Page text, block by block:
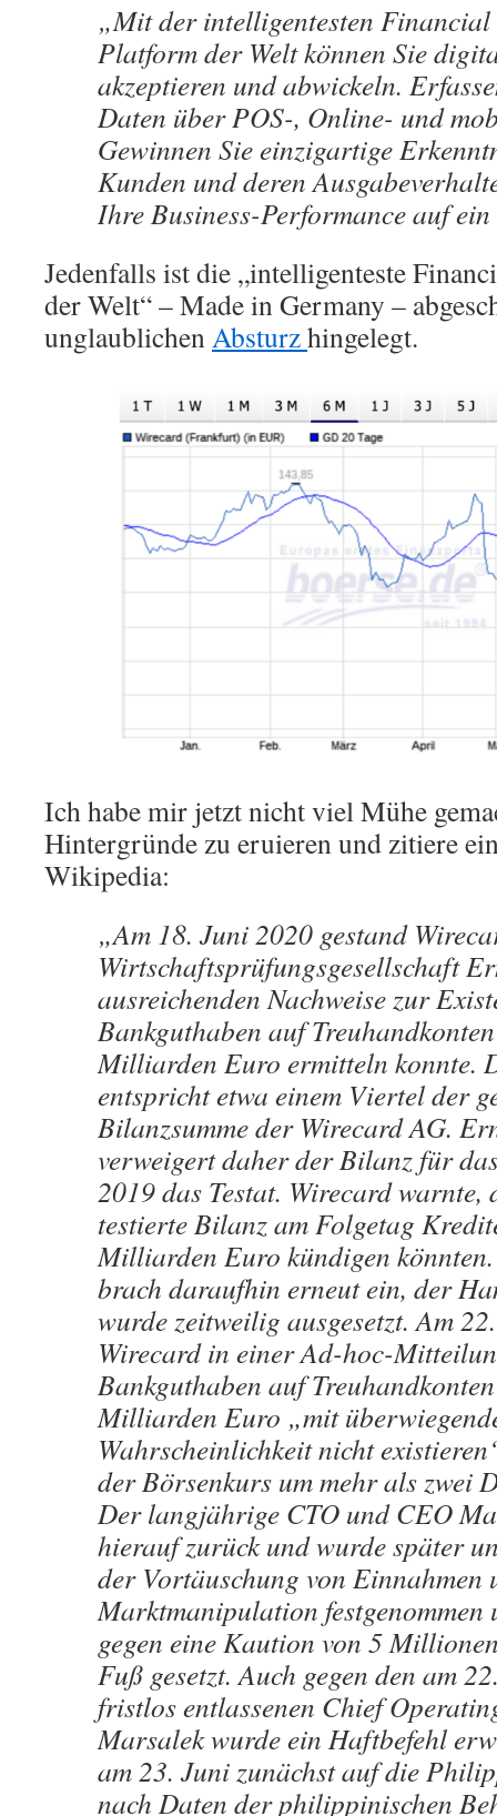
„Mit der intelligentesten Financial
Platform der Welt können Sie
akzeptieren und abwickeln.
Daten über POS-, Online- und
Gewinnen Sie einzigartige
Kunden und deren
Ihre Business-Performance auf ein
Jedenfalls ist die „intelligenteste
der Welt“ – Made in Germany –
unglaublichenAbsturzhingelegt.
Ich habe mir jetzt nicht viel Mühe
Hintergründe zu eruieren und zitiere
Wikipedia:
„Am 18. Juni 2020 gestand
Wirtschaftsprüfungsgesellschaft
ausreichenden Nachweise zur
Bankguthaben auf
Milliarden Euro ermitteln konnte.
entspricht etwa einem Viertel der
Bilanzsumme der Wirecard AG.
verweigert daher der Bilanz für
2019 das Testat. Wirecard warnte,
testierte Bilanz am Folgetag
Milliarden Euro kündigen
brach daraufhin erneut ein, der
wurde zeitweilig ausgesetzt. Am
Wirecard in einer Ad-hoc-
Bankguthaben auf
Milliarden Euro „mit
Wahrscheinlichkeit nicht
der Börsenkurs um mehr als zwei
Der langjährige CTO und CEO
hierauf zurück und wurde später
der Vortäuschung von Einnahmen
Marktmanipulation festgenommen
gegen eine Kaution von 5
Fuß gesetzt. Auch gegen den am
fristlos entlassenen Chief
Marsalek wurde ein Haftbefehl
am 23. Juni zunächst auf die
nach Daten der philippinischen